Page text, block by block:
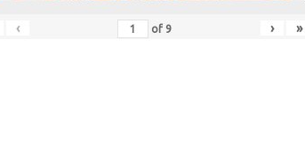
‹ of 9 › »